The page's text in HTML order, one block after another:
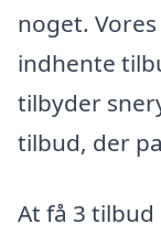
noget.
indhente
tilbyder
tilbud, der
At få 3